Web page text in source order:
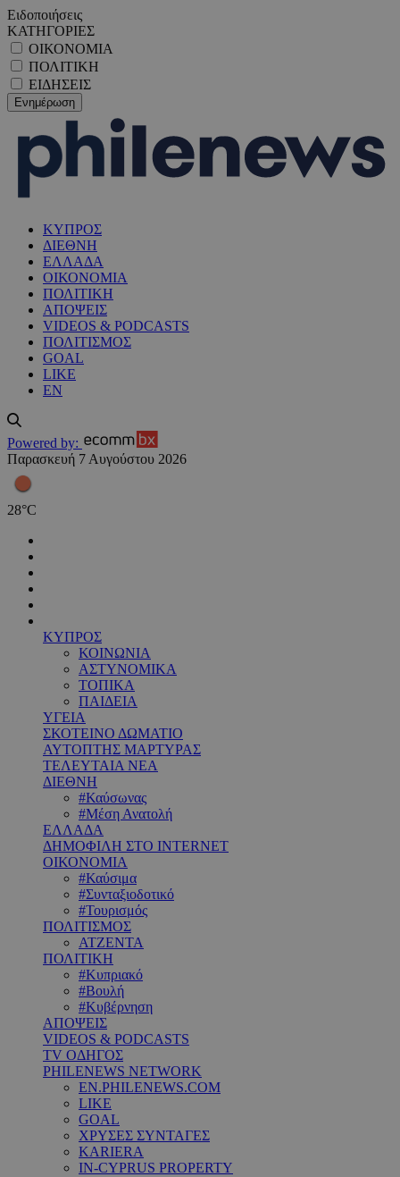
Ειδοποιήσεις
ΚΑΤΗΓΟΡΙΕΣ
ΟΙΚΟΝΟΜΙΑ
ΠΟΛΙΤΙΚΗ
ΕΙΔΗΣΕΙΣ
ΚΥΠΡΟΣ
ΔΙΕΘΝΗ
ΕΛΛΑΔΑ
ΟΙΚΟΝΟΜΙΑ
ΠΟΛΙΤΙΚΗ
ΑΠΟΨΕΙΣ
VIDEOS & PODCASTS
ΠΟΛΙΤΙΣΜΟΣ
GOAL
LIKE
EN
Powered by:
Παρασκευή 7 Αυγούστου 2026
28°C
ΚΥΠΡΟΣ
ΚΟΙΝΩΝΙΑ
ΑΣΤΥΝΟΜΙΚΑ
ΤΟΠΙΚΑ
ΠΑΙΔΕΙΑ
ΥΓΕΙΑ
ΣΚΟΤΕΙΝΟ ΔΩΜΑΤΙΟ
ΑΥΤΟΠΤΗΣ ΜΑΡΤΥΡΑΣ
ΤΕΛΕΥΤΑΙΑ ΝΕΑ
ΔΙΕΘΝΗ
#Καύσωνας
#Μέση Ανατολή
ΕΛΛΑΔΑ
ΔΗΜΟΦΙΛΗ ΣΤΟ INTERNET
ΟΙΚΟΝΟΜΙΑ
#Καύσιμα
#Συνταξιοδοτικό
#Τουρισμός
ΠΟΛΙΤΙΣΜΟΣ
ΑΤΖΕΝΤΑ
ΠΟΛΙΤΙΚΗ
#Κυπριακό
#Βουλή
#Κυβέρνηση
ΑΠΟΨΕΙΣ
VIDEOS & PODCASTS
TV ΟΔΗΓΟΣ
PHILENEWS NETWORK
EN.PHILENEWS.COM
LIKE
GOAL
ΧΡΥΣΕΣ ΣΥΝΤΑΓΕΣ
KARIERA
IN-CYPRUS PROPERTY